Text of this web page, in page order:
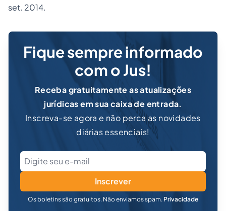
set. 2014.
Fique sempre informado
com o Jus!
Receba gratuitamente as atualizações
jurídicas em sua caixa de entrada.
Inscreva-se agora e não perca as novidades
diárias essenciais!
Inscrever
Os boletins são gratuitos. Não enviamos spam. Privacidade